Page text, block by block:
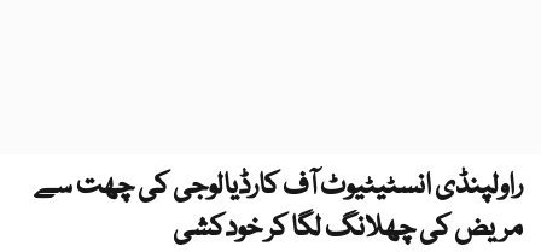
راولپنڈی انسٹیٹیوٹ آف کارڈیالوجی کی چھت سے
مریض کی چھلانگ لگا کر خودکشی